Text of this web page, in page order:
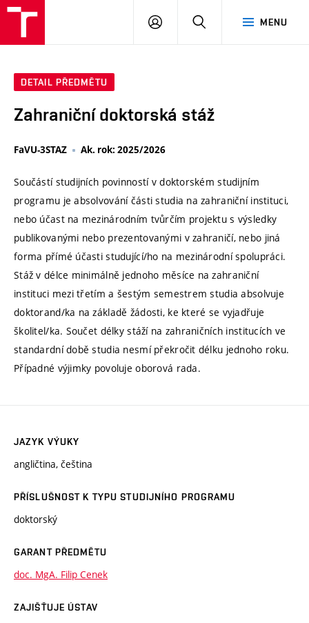
MENU
PŘIHLÁSIT
DETAIL PŘEDMĚTU
Zahraniční doktorská stáž
FaVU-3STAZ Ak. rok: 2025/2026
Součástí studijních povinností v doktorském studijním
programu je absolvování části studia na zahraniční instituci,
nebo účast na mezinárodním tvůrčím projektu s výsledky
publikovanými nebo prezentovanými v zahraničí, nebo jiná
forma přímé účasti studující/ho na mezinárodní spolupráci.
Stáž v délce minimálně jednoho měsíce na zahraniční
instituci mezi třetím a šestým semestrem studia absolvuje
doktorand/ka na základě žádosti, ke které se vyjadřuje
školitel/ka. Součet délky stáží na zahraničních institucích ve
standardní době studia nesmí překročit délku jednoho roku.
Případné výjimky povoluje oborová rada.
JAZYK VÝUKY
angličtina, čeština
PŘÍSLUŠNOST K TYPU STUDIJNÍHO PROGRAMU
doktorský
GARANT PŘEDMĚTU
doc. MgA. Filip Cenek
ZAJIŠŤUJE ÚSTAV